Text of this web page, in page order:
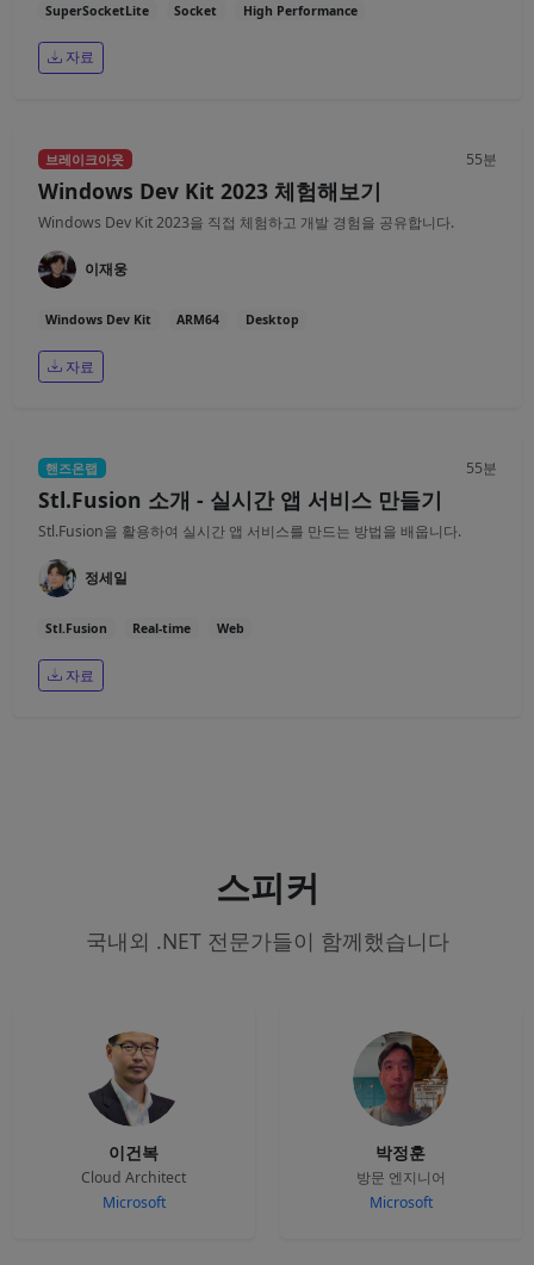
SuperSocketLite Socket High Performance
자료
브레이크아웃 55분
Windows Dev Kit 2023 체험해보기
Windows Dev Kit 2023을 직접 체험하고 개발 경험을 공유합니다.
이재웅
Windows Dev Kit ARM64 Desktop
자료
핸즈온랩 55분
Stl.Fusion 소개 - 실시간 앱 서비스 만들기
Stl.Fusion을 활용하여 실시간 앱 서비스를 만드는 방법을 배웁니다.
정세일
Stl.Fusion Real-time Web
자료
스피커
국내외 .NET 전문가들이 함께했습니다
이건복
Cloud Architect
Microsoft
박정훈
방문 엔지니어
Microsoft